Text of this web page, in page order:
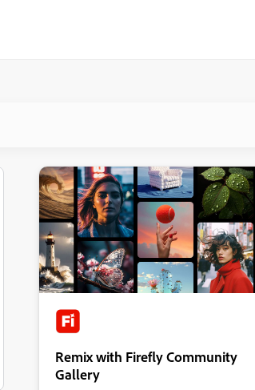
Remix with Firefly Community
Gallery